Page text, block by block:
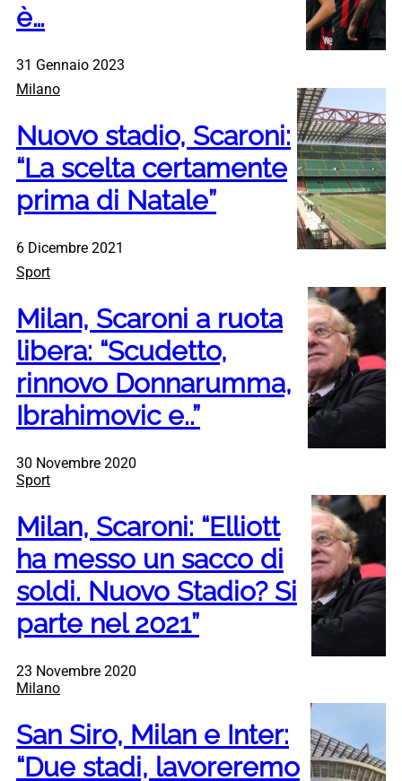
è…
31 Gennaio 2023
Milano
Nuovo stadio, Scaroni:
“La scelta certamente
prima di Natale”
6 Dicembre 2021
Sport
Milan, Scaroni a ruota
libera: “Scudetto,
rinnovo Donnarumma,
Ibrahimovic e..”
30 Novembre 2020
Sport
Milan, Scaroni: “Elliott
ha messo un sacco di
soldi. Nuovo Stadio? Si
parte nel 2021”
23 Novembre 2020
Milano
San Siro, Milan e Inter:
“Due stadi, lavoreremo